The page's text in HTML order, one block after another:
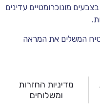
מונוכרומטיים עדינים
המשלים את המראה
מדיניות החזרות
ומשלוחים